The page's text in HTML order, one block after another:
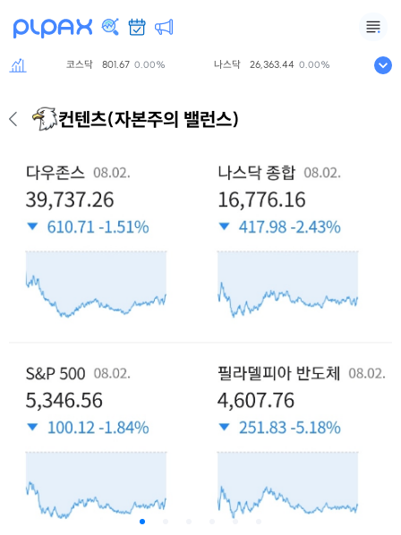
코스닥 801.67 0.00% 나스닥 26,363.44 0.00% S&P500
컨텐츠(자본주의 밸런스)